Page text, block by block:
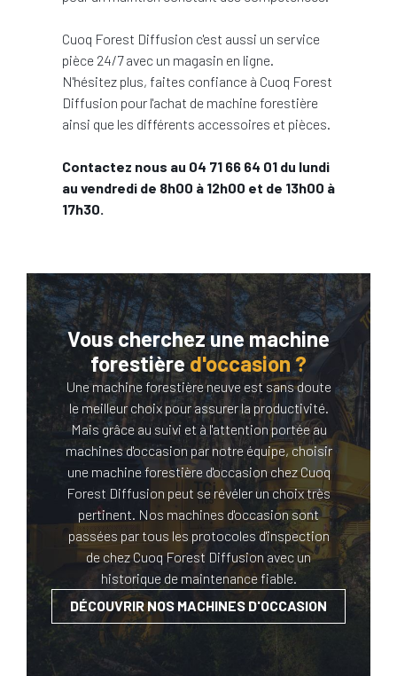
Cuoq Forest Diffusion c'est aussi un service
pièce 24/7 avec un magasin en ligne.
N'hésitez plus, faites confiance à Cuoq Forest
Diffusion pour l'achat de machine forestière
ainsi que les différents accessoires et pièces.
Contactez nous au 04 71 66 64 01 du lundi
au vendredi de 8h00 à 12h00 et de 13h00 à
17h30.
Vous cherchez une machine
forestièred'occasion ?
Une machine forestière neuve est sans doute
le meilleur choix pour assurer la productivité.
Mais grâce au suivi et à l'attention portée au
machines d'occasion par notre équipe, choisir
une machine forestière d'occasion chez Cuoq
Forest Diffusion peut se révéler un choix très
pertinent. Nos machines d'occasion sont
passées par tous les protocoles d'inspection
de chez Cuoq Forest Diffusion avec un
historique de maintenance fiable.
DÉCOUVRIR NOS MACHINES D'OCCASION